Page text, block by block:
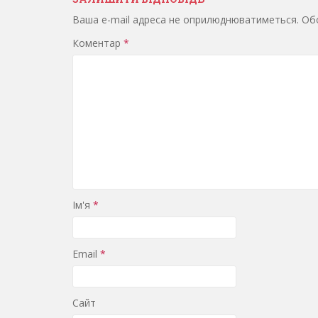
Ваша e-mail адреса не оприлюднюватиметься.
Коментар *
Ім'я *
Email *
Сайт